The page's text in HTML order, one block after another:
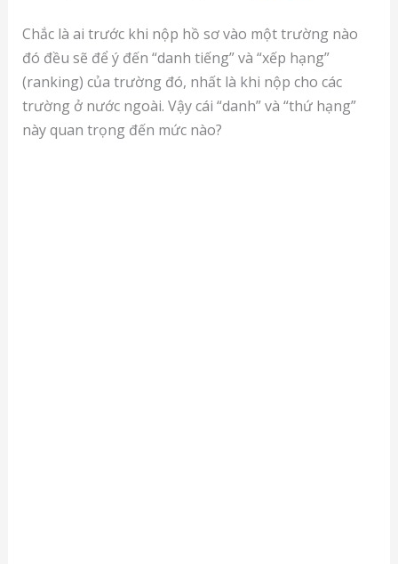
Chắc là ai trước khi nộp hồ sơ vào một trường nào
đó đều sẽ để ý đến “danh tiếng” và “xếp hạng”
(ranking) của trường đó, nhất là khi nộp cho các
trường ở nước ngoài. Vậy cái “danh” và “thứ hạng”
này quan trọng đến mức nào?